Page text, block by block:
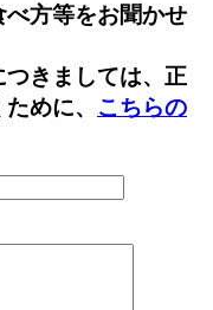
方等をお聞かせ
きましては、正
めに、 こちらの